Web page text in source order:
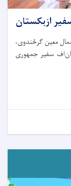
ازبکستان
قدرت الله جمال معین گرځندوی،
سفیر جمهوری